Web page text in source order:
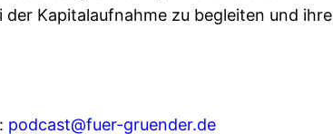
Kapitalaufnahme zu begleiten und ihre
⁠⁠⁠⁠⁠⁠podcast@fuer-gruender.de⁠⁠⁠⁠⁠⁠